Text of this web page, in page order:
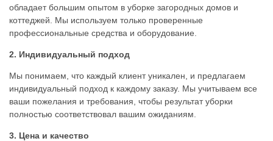
обладает большим опытом в уборке загородных домов и
коттеджей. Мы используем только проверенные
профессиональные средства и оборудование.
2. Индивидуальный подход
Мы понимаем, что каждый клиент уникален, и предлагаем
индивидуальный подход к каждому заказу. Мы учитываем все
ваши пожелания и требования, чтобы результат уборки
полностью соответствовал вашим ожиданиям.
3. Цена и качество